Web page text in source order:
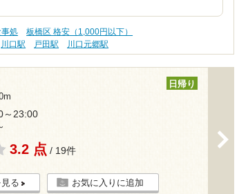
処
板橋区 格安（1,000円以下）
川口駅 戸田駅 川口元郷駅
日帰り
～23:00
3.2 点 / 19件
る お気に入りに追加